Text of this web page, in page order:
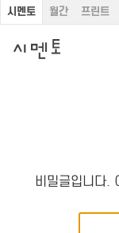
시멘토 월간 프린트
비밀글입니다.